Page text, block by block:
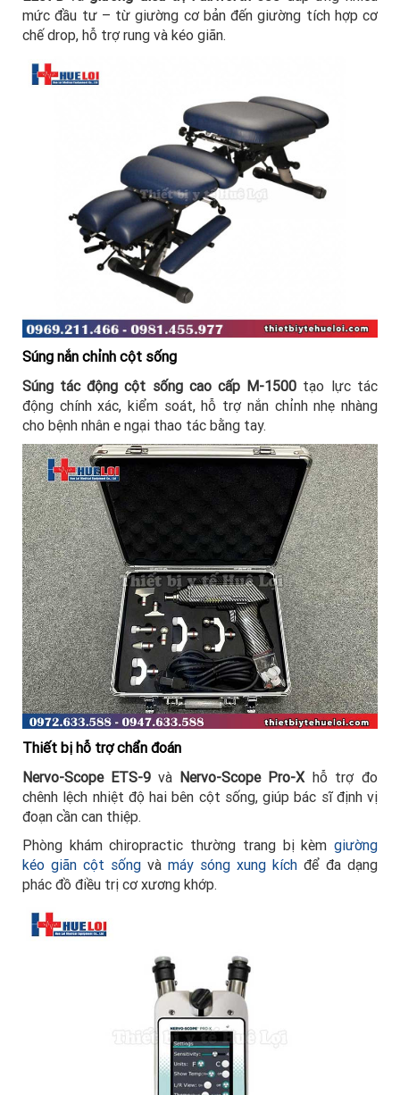
mức đầu tư – từ giường cơ bản đến giường tích hợp cơ
chế drop, hỗ trợ rung và kéo giãn.
Súng nắn chỉnh cột sống
Súng tác động cột sống cao cấp M-1500 tạo lực tác
động chính xác, kiểm soát, hỗ trợ nắn chỉnh nhẹ nhàng
cho bệnh nhân e ngại thao tác bằng tay.
Thiết bị hỗ trợ chẩn đoán
Nervo-Scope ETS-9 và Nervo-Scope Pro-Xhỗ trợ đo
chênh lệch nhiệt độ hai bên cột sống, giúp bác sĩ định vị
đoạn cần can thiệp.
Phòng khám chiropractic thường trang bị kèm giường
kéo giãn cột sống và máy sóng xung kích để đa dạng
phác đồ điều trị cơ xương khớp.